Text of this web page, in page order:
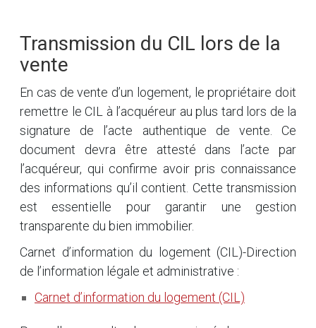
Transmission du CIL lors de la
vente
En cas de vente d’un logement, le propriétaire doit
remettre le CIL à l’acquéreur au plus tard lors de la
signature de l’acte authentique de vente. Ce
document devra être attesté dans l’acte par
l’acquéreur, qui confirme avoir pris connaissance
des informations qu’il contient. Cette transmission
est essentielle pour garantir une gestion
transparente du bien immobilier.
Carnet d’information du logement (CIL)-Direction
de l’information légale et administrative :
Carnet d’information du logement (CIL)